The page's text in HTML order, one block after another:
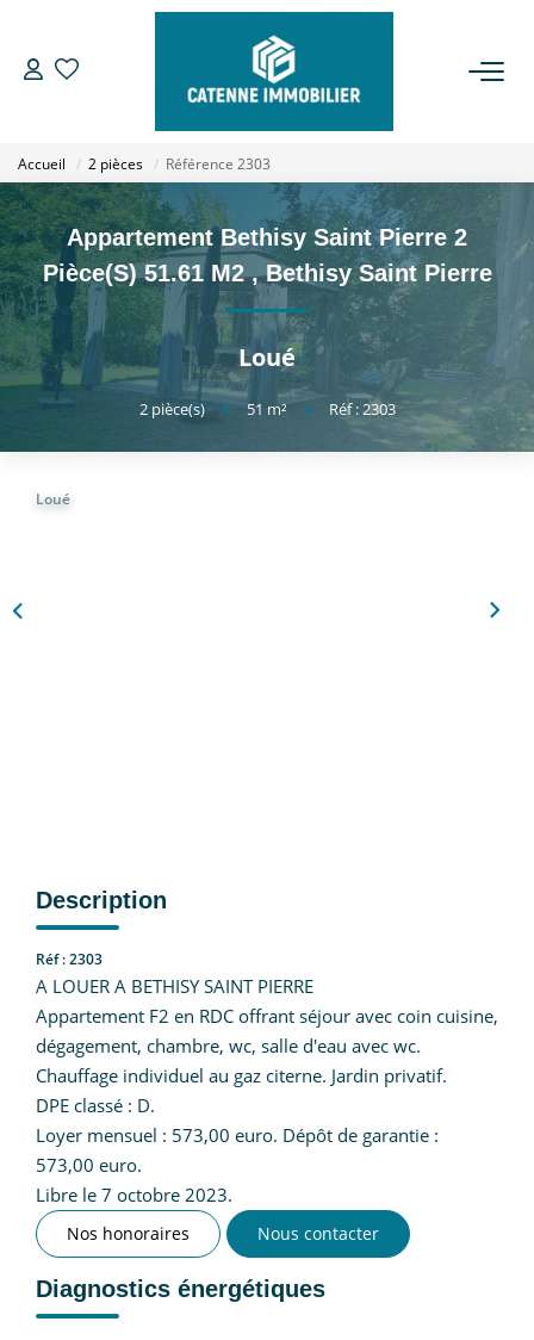
LOUER
ESTIMER
GESTION
NOTRE AGENCE
Accueil 2 pièces Référence 2303
Appartement Bethisy Saint Pierre 2
Pièce(s) 51.61 M2,Bethisy Saint Pierre
Loué
2pièce(s) • 51 m² • Réf : 2303
Loué
Description
Réf : 2303
A LOUER A BETHISY SAINT PIERRE
Appartement F2 en RDC offrant séjour avec coin cuisine,
dégagement, chambre, wc, salle d'eau avec wc.
Chauffage individuel au gaz citerne. Jardin privatif.
DPE classé : D.
Loyer mensuel : 573,00 euro. Dépôt de garantie :
573,00 euro.
Libre le 7 octobre 2023.
Nos honoraires Nous contacter
Diagnostics énergétiques